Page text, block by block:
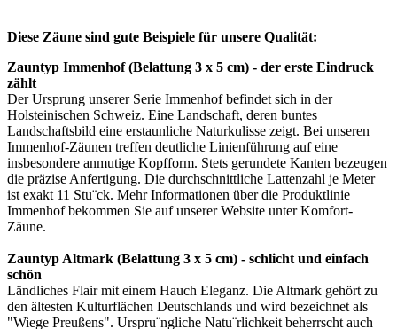
Diese Zäune sind gute Beispiele für unsere Qualität:
Zauntyp Immenhof (Belattung 3 x 5 cm) - der erste Eindruck
zählt
Der Ursprung unserer Serie Immenhof befindet sich in der
Holsteinischen Schweiz. Eine Landschaft, deren buntes
Landschaftsbild eine erstaunliche Naturkulisse zeigt. Bei unseren
Immenhof-Zäunen treffen deutliche Linienführung auf eine
insbesondere anmutige Kopfform. Stets gerundete Kanten bezeugen
die präzise Anfertigung. Die durchschnittliche Lattenzahl je Meter
ist exakt 11 Stu¨ck. Mehr Informationen über die Produktlinie
Immenhof bekommen Sie auf unserer Website unterKomfort-
Zäune.
Zauntyp Altmark (Belattung 3 x 5 cm) - schlicht und einfach
schön
Ländliches Flair mit einem Hauch Eleganz. Die Altmark gehört zu
den ältesten Kulturflächen Deutschlands und wird bezeichnet als
"Wiege Preußens". Urspru¨ngliche Natu¨rlichkeit beherrscht auch